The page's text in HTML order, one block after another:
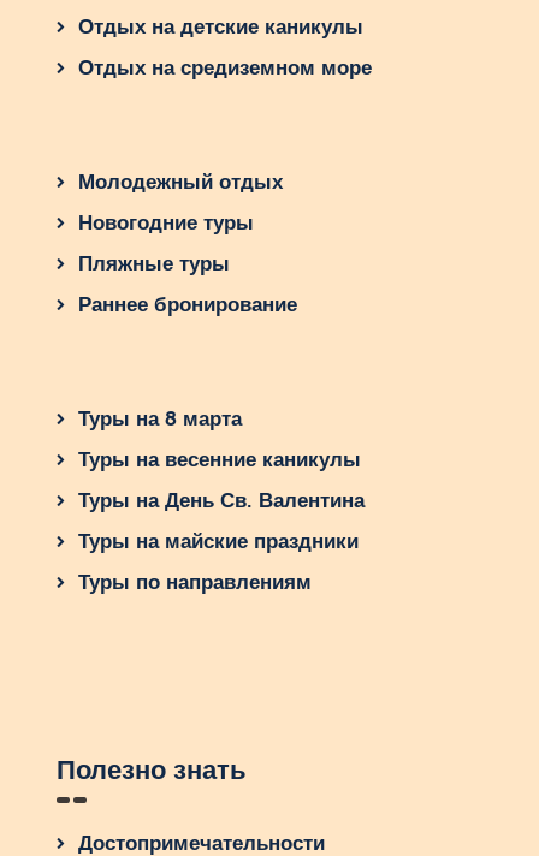
Отдых на детские каникулы
Отдых на средиземном море
Молодежный отдых
Новогодние туры
Пляжные туры
Раннее бронирование
Туры на 8 марта
Туры на весенние каникулы
Туры на День Св. Валентина
Туры на майские праздники
Туры по направлениям
Полезно знать
Достопримечательности